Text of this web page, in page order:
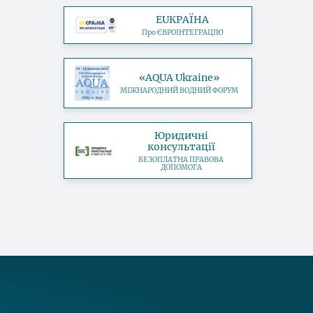
EUКРАЇНА
Про ЄВРОІНТЕГРАЦІЮ
«AQUA Ukraine»
МІЖНАРОДНИЙ ВОДНИЙ ФОРУМ
Юридичні
консультації
БЕЗОПЛАТНА ПРАВОВА
ДОПОМОГА